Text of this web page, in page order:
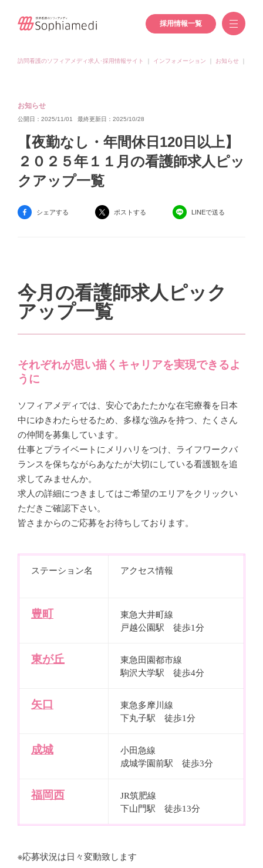
採用情報一覧
訪問看護のソフィアメディ求人･採用情報サイト インフォメーション お知らせ
お知らせ
公開日：2025/11/01 最終更新日：2025/10/28
【夜勤なし・年間休日120日以上】
２０２５年１１月の看護師求人ピッ
クアップ一覧
シェアする ポストする LINEで送る
今月の看護師求人ピック
アップ一覧
それぞれが思い描くキャリアを実現できるよ
うに
ソフィアメディでは、安心であたたかな在宅療養を日本
中にゆきわたらせるため、多様な強みを持つ、たくさん
の仲間を募集しています。
仕事とプライベートにメリハリをつけ、ライフワークバ
ランスを保ちながらあなたが大切にしている看護観を追
求してみませんか。
求人の詳細につきましてはご希望のエリアをクリックい
ただきご確認下さい。
皆さまからのご応募をお待ちしております。
ステーション名 アクセス情報
豊町
東急大井町線
戸越公園駅 徒歩1分
東が丘
東急田園都市線
駒沢大学駅 徒歩4分
矢口
東急多摩川線
下丸子駅 徒歩1分
成城
小田急線
成城学園前駅 徒歩3分
福岡西
JR筑肥線
下山門駅 徒歩13分
※応募状況は日々変動致します